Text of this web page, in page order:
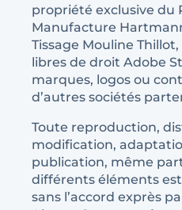
propriété exclusive du
Manufacture
Tissage Mouline
libres de droit Adobe
marques, logos ou
d’autres sociétés
Toute reproduction,
modification,
publication, même
différents éléments
sans l’accord exprès